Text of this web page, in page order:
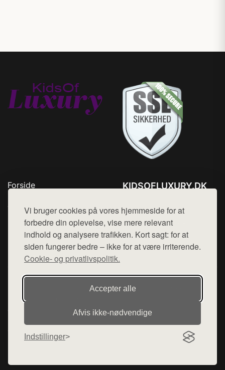
Vi bruger cookies på vores hjemmeside for at
forbedre din oplevelse, vise mere relevant
indhold og analysere trafikken. Kort sagt: for at
siden fungerer bedre – ikke for at være irriterende.
Cookie- og privatlivspolitik.
Accepter alle
Afvis ikke‑nødvendige
Indstillinger
Forside
Top Rabatter
Kontakt
KIDSOFLUXURY.DK
Mail: hej@want.dk
Cookie- og privatlivspolitik
Denne side er en del af want.dk, der udgiver en række
hjemmesider med præsentation af forskellige produkter fra
diverse webshops. Der sælges ikke varer fra denne side - vi
henviser til de shops, som sælger varen. Vi har heller ikke
varerne på lager.